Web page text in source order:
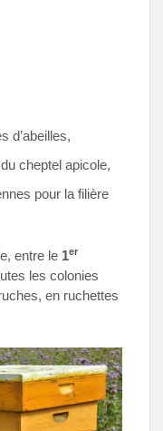
d’abeilles,
cheptel apicole,
pour la filière
entre le 1er
les colonies
en ruchettes